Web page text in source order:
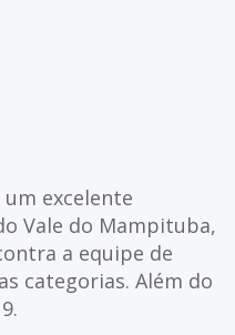
excelente
Vale do Mampituba,
a equipe de
categorias. Além do